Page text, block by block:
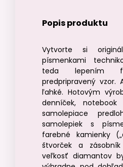
Popis produktu
Vytvorte si
písmenkami
teda lepením
predpripravený vzor.
ľahké. Hotovým
denníček,
samolepiace
samolepiek s
farebné kamienky
štvorček a
veľkosť diamantov